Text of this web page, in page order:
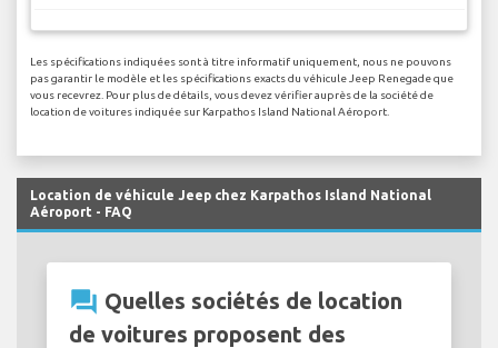
Les spécifications indiquées sont à titre informatif uniquement, nous ne pouvons
pas garantir le modèle et les spécifications exacts du véhicule Jeep Renegade que
vous recevrez. Pour plus de détails, vous devez vérifier auprès de la société de
location de voitures indiquée sur Karpathos Island National Aéroport.
Location de véhicule Jeep chez Karpathos Island National
Aéroport - FAQ
question_answer Quelles sociétés de location
de voitures proposent des